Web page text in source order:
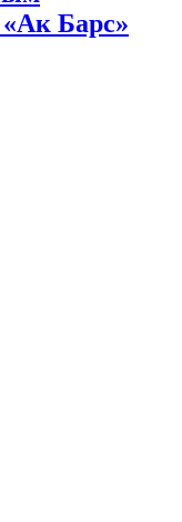
Барс»